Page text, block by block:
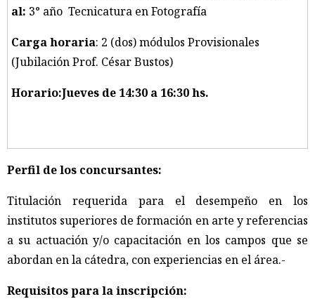
al: 3° año Tecnicatura en Fotografía
Carga horaria: 2 (dos) módulos Provisionales
(Jubilación Prof. César Bustos)
Horario:Jueves de 14:30 a 16:30 hs.
Perfil de los concursantes:
Titulación requerida para el desempeño en los
institutos superiores de formación en arte y referencias
a su actuación y/o capacitación en los campos que se
abordan en la cátedra, con experiencias en el área.-
Requisitos para la inscripción: